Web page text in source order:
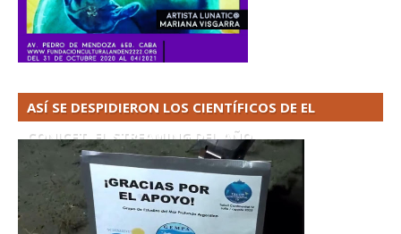
ASÍ SE DESPIDIERON LOS CIENTÍFICOS DE EL
CONICET. EL STREAMING DEL AÑO